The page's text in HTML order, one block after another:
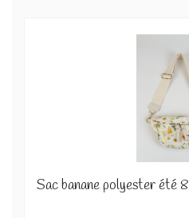
Sac banane polyester été